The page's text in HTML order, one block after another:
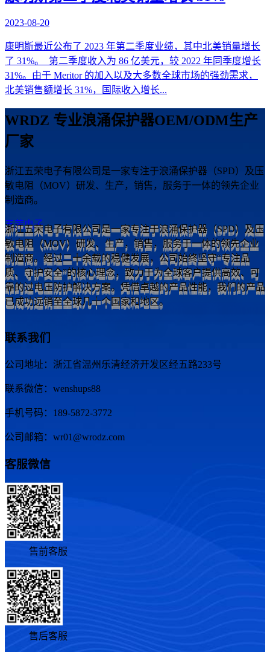
2023-08-20
康明斯最近公布了 2023 年第二季度业绩，其中北美销量增长
了 31%。 第二季度收入为 86 亿美元，较 2022 年同季度增长
31%。由于 Meritor 的加入以及大多数全球市场的强劲需求，
北美销售额增长 31%，国际收入增长...
WRDZ 专业浪涌保护器OEM/ODM生产
厂家
浙江五荣电子有限公司是一家专注于浪涌保护器（SPD）及压
敏电阻（MOV）研发、生产，销售，服务于一体的领先企业
制造商。
五荣电子
浙江五荣电子有限公司是一家专注于浪涌保护器（SPD）及压
敏电阻（MOV）研发、生产，销售，服务于一体的领先企业
制造商。经过二十余载的稳健发展，公司始终坚守“专注品
质、守护安全”的核心理念，致力于为全球客户提供高效、可
靠的过电压防护解决方案。凭借卓越的产品性能，我们的产品
已成功远销至全球几十个国家和地区。
联系我们
公司地址：浙江省温州乐清经济开发区经五路233号
联系微信：wenshups88
手机号码：189-5872-3772
公司邮箱：wr01@wrodz.com
客服微信
售前客服
售后客服